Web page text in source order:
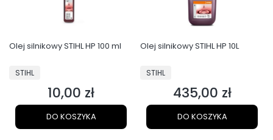
Olej silnikowy STIHL HP 100 ml
PRODUCENT
STIHL
Cena
10,00 zł
DO KOSZYKA
Olej silnikowy STIHL HP 10L
PRODUCENT
STIHL
Cena
435,00 zł
DO KOSZYKA